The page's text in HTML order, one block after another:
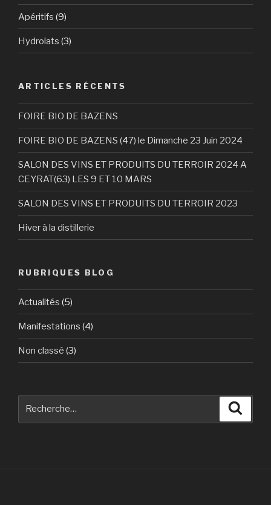
Apéritifs (9)
Hydrolats (3)
ARTICLES RÉCENTS
FOIRE BIO DE BAZENS
FOIRE BIO DE BAZENS (47) le Dimanche 23 Juin 2024
SALON DES VINS ET PRODUITS DU TERROIR 2024 A
CEYRAT(63) LES 9 ET 10 MARS
SALON DES VINS ET PRODUITS DU TERROIR 2023
Hiver à la distillerie
RUBRIQUES BLOG
Actualités (5)
Manifestations (4)
Non classé (3)